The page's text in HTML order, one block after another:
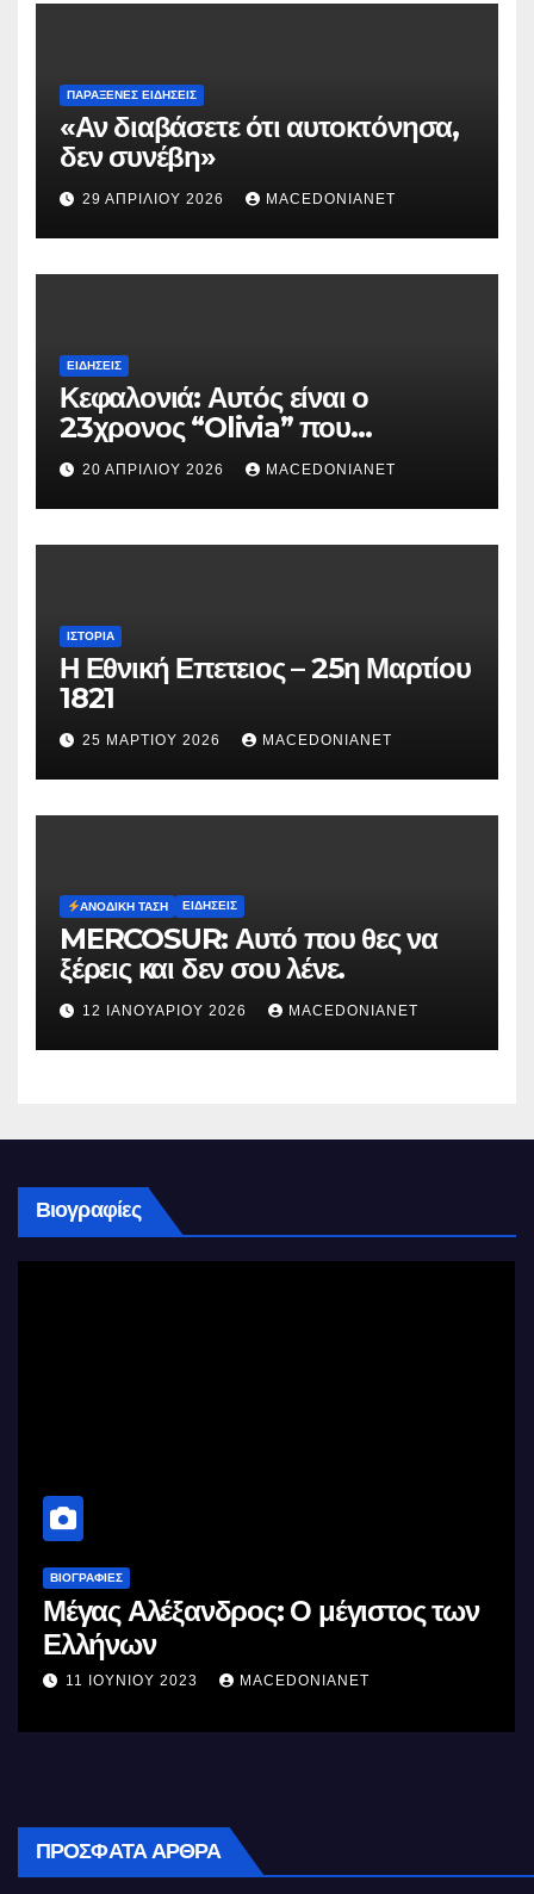
ΠΑΡΆΞΕΝΕΣ ΕΙΔΉΣΕΙΣ
«Αν διαβάσετε ότι αυτοκτόνησα,
δεν συνέβη»
29 ΑΠΡΙΛΊΟΥ 2026 MACEDONIANET
ΕΙΔΉΣΕΙΣ
Κεφαλονιά: Αυτός είναι ο
23χρονος “Olivia” που
κατηγορείται για τον θάνατο της
Μυρτούς
20 ΑΠΡΙΛΊΟΥ 2026 MACEDONIANET
ΙΣΤΟΡΊΑ
Η Εθνική Επετειος – 25η Μαρτίου
1821
25 ΜΑΡΤΊΟΥ 2026 MACEDONIANET
ΑΝΟΔΙΚΉ ΤΆΣΗ ΕΙΔΉΣΕΙΣ
MERCOSUR: Αυτό που θες να
ξέρεις και δεν σου λένε.
12 ΙΑΝΟΥΑΡΊΟΥ 2026 MACEDONIANET
Βιογραφίες
των
Σαν σήμερα θυσιάζονται οι
της αγχόνης Καραολής και
Δημητρίου αγωνιστές του
10 ΜΑΪ́ΟΥ 2023 MACEDONIANET
ΠΡΌΣΦΑΤΑ ΆΡΘΡΑ